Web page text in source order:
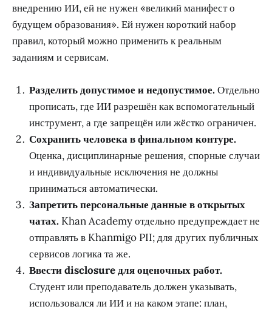
внедрению ИИ, ей не нужен «великий манифест о
будущем образования». Ей нужен короткий набор
правил, который можно применить к реальным
заданиям и сервисам.
Разделить допустимое и недопустимое.Отдельно
прописать, где ИИ разрешён как вспомогательный
инструмент, а где запрещён или жёстко ограничен.
Сохранить человека в финальном контуре.
Оценка, дисциплинарные решения, спорные случаи
и индивидуальные исключения не должны
приниматься автоматически.
Запретить персональные данные в открытых
чатах. Khan Academy отдельно предупреждает не
отправлять в Khanmigo PII; для других публичных
сервисов логика та же.
Ввести disclosure для оценочных работ.
Студент или преподаватель должен указывать,
использовался ли ИИ и на каком этапе: план,